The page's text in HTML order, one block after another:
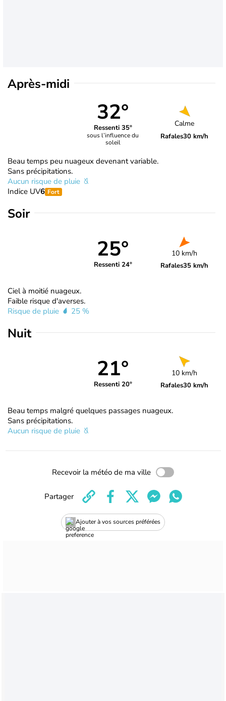
Après-midi
32°
Ressenti 35°
sous l’influence du
soleil
Calme
Rafales30 km/h
Beau temps peu nuageux devenant variable.
Sans précipitations.
Aucun risque de pluie
Indice UV6 Fort
Soir
25°
Ressenti 24°
10 km/h
Rafales35 km/h
Ciel à moitié nuageux.
Faible risque d'averses.
Risque de pluie
25 %
Nuit
21°
Ressenti 20°
10 km/h
Rafales30 km/h
Beau temps malgré quelques passages nuageux.
Sans précipitations.
Aucun risque de pluie
Recevoir la météo de ma ville
Ajouter à vos sources préférées
Partager